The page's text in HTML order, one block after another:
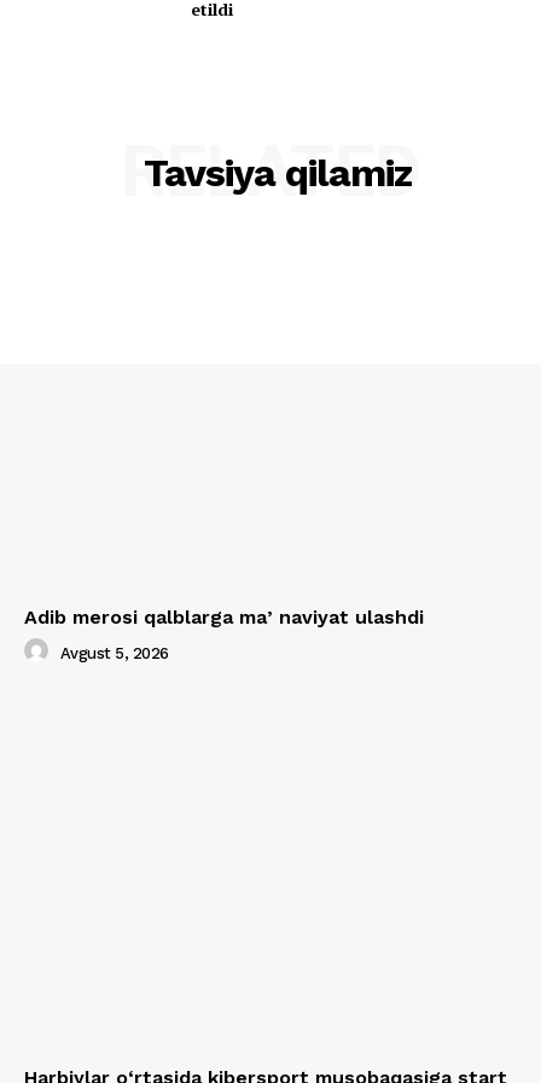
etildi
Tavsiya qilamiz
RELATED
Adib merosi qalblarga maʼnaviyat ulashdi
Avgust 5, 2026
Harbiylar o‘rtasida kibersport musobaqasiga start